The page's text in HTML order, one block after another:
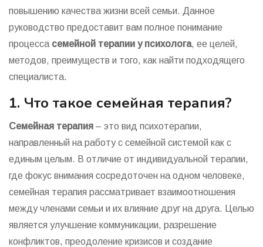
повышению качества жизни всей семьи. Данное
руководство предоставит вам полное понимание
процесса семейной терапии у психолога, ее целей,
методов, преимуществ и того, как найти подходящего
специалиста.
1. Что такое семейная терапия?
Семейная терапия – это вид психотерапии,
направленный на работу с семейной системой как с
единым целым. В отличие от индивидуальной терапии,
где фокус внимания сосредоточен на одном человеке,
семейная терапия рассматривает взаимоотношения
между членами семьи и их влияние друг на друга. Целью
является улучшение коммуникации, разрешение
конфликтов, преодоление кризисов и создание